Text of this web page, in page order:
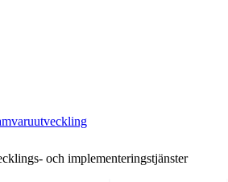
och implementeringstjänster